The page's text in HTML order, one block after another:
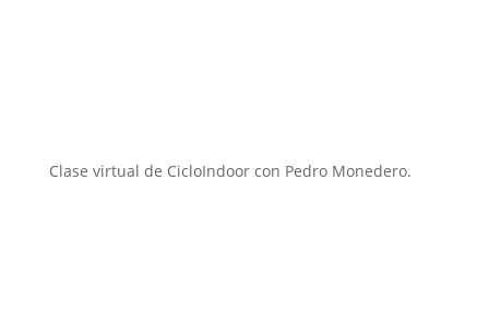
Clase virtual de CicloIndoor con Pedro Monedero.